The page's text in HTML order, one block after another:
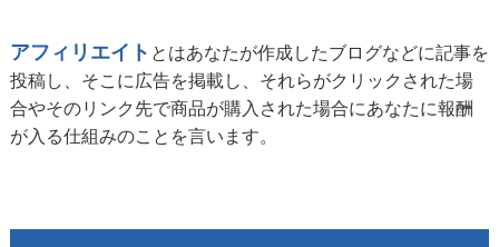
アフィリエイト とはあなたが作成したブログなどに記事を
投稿し、そこに広告を掲載し、それらがクリックされた場
合やそのリンク先で商品が購入された場合にあなたに報酬
が入る仕組みのことを言います。